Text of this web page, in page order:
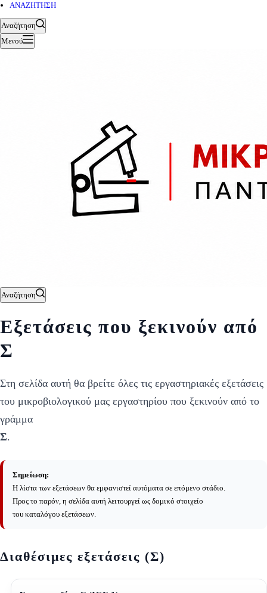
ΑΝΑΖΗΤΗΣΗ
Αναζήτηση
Μενού
Αναζήτηση
Εξετάσεις που ξεκινούν από
Σ
Στη σελίδα αυτή θα βρείτε όλες τις εργαστηριακές εξετάσεις
του μικροβιολογικού μας εργαστηρίου που ξεκινούν από το
γράμμα
Σ.
Σημείωση:
Η λίστα των εξετάσεων θα εμφανιστεί αυτόματα σε επόμενο στάδιο.
Προς το παρόν, η σελίδα αυτή λειτουργεί ως δομικό στοιχείο
του καταλόγου εξετάσεων.
Διαθέσιμες εξετάσεις (Σ)